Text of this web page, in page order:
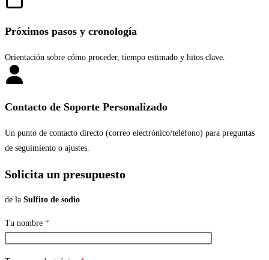
Próximos pasos y cronología
Orientación sobre cómo proceder, tiempo estimado y hitos clave.
Contacto de Soporte Personalizado
Un punto de contacto directo (correo electrónico/teléfono) para preguntas
de seguimiento o ajustes.
Solicita un presupuesto
de la Sulfito de sodio
Tu nombre *